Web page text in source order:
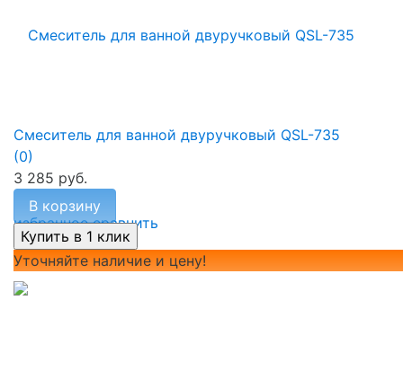
избранное сравнить
Смеситель для ванной двуручковый QSL-735
(0)
3 285 руб.
В корзину
Уточняйте наличие и цену!